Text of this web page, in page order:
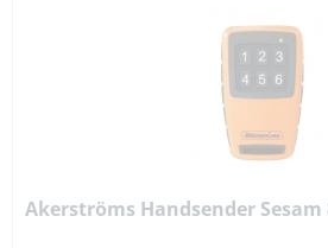
Akerströms Handsender Sesam